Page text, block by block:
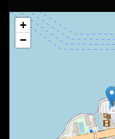
+
−